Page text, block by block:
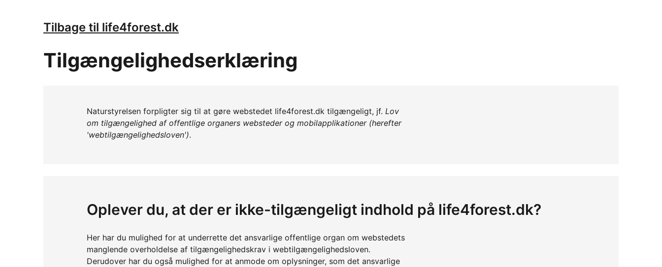
Tilbage til life4forest.dk
Tilgængelighedserklæring
Naturstyrelsen forpligter sig til at gøre webstedet life4forest.dk tilgængeligt, jf. Lov
om tilgængelighed af offentlige organers websteder og mobilapplikationer (herefter
'webtilgængelighedsloven').
Oplever du, at der er ikke-tilgængeligt indhold på life4forest.dk?
Her har du mulighed for at underrette det ansvarlige offentlige organ om webstedets
manglende overholdelse af tilgængelighedskrav i webtilgængelighedsloven.
Derudover har du også mulighed for at anmode om oplysninger, som det ansvarlige